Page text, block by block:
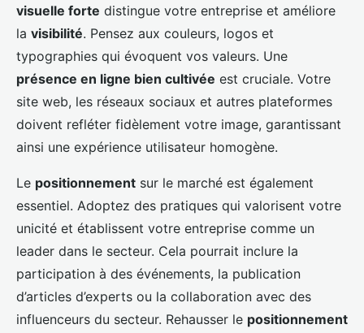
visuelle forte distingue votre entreprise et améliore
la visibilité. Pensez aux couleurs, logos et
typographies qui évoquent vos valeurs. Une
présence en ligne bien cultivée est cruciale. Votre
site web, les réseaux sociaux et autres plateformes
doivent refléter fidèlement votre image, garantissant
ainsi une expérience utilisateur homogène.
Le positionnement sur le marché est également
essentiel. Adoptez des pratiques qui valorisent votre
unicité et établissent votre entreprise comme un
leader dans le secteur. Cela pourrait inclure la
participation à des événements, la publication
d’articles d’experts ou la collaboration avec des
influenceurs du secteur. Rehausser le positionnement